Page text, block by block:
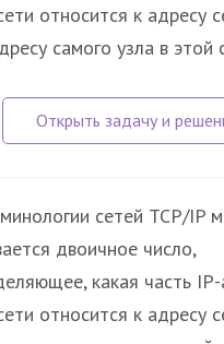
относится к адресу
самого узла в этой
сетей TCP/IP
двоичное число,
какая часть
относится к адресу